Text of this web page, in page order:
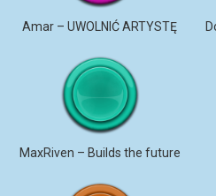
Amar – UWOLNIĆ ARTYSTĘ
MaxRiven – Builds the future